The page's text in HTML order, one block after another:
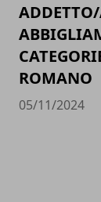
ROMANO
05/11/2024